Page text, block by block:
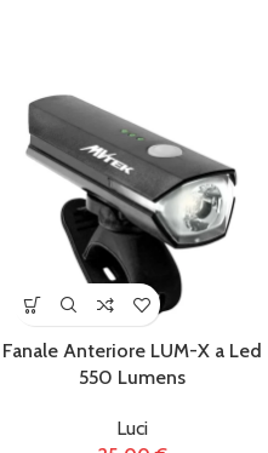
Fanale Anteriore LUM-X a Led
550 Lumens
Luci